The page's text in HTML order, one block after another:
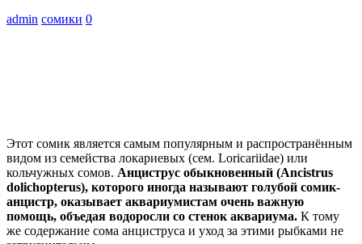
admin сомики 0
Этот сомик является самым популярным и распространённым
видом из семейства локариевых (сем. Loricariidae) или
кольчужных сомов. Анциструс обыкновенный (Ancistrus
dolichopterus), которого иногда называют голубой сомик-
анцистр, оказывает аквариумистам очень важную
помощь, объедая водоросли со стенок аквариума. К тому
же содержание сома анциструса и уход за этими рыбками не